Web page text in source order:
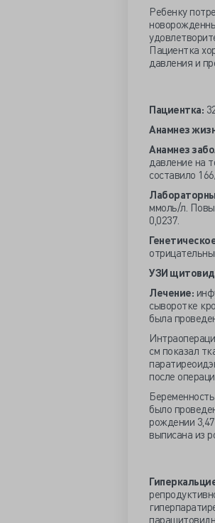
Ребенку
Пациентка
давления и
Пациентка:
Анамнез
Анамнез
давление на
составило
ммоль/л.
0,0237.
УЗИ
Лечение:
сыворотке
была
см показал
после
было
рождении
выписана из